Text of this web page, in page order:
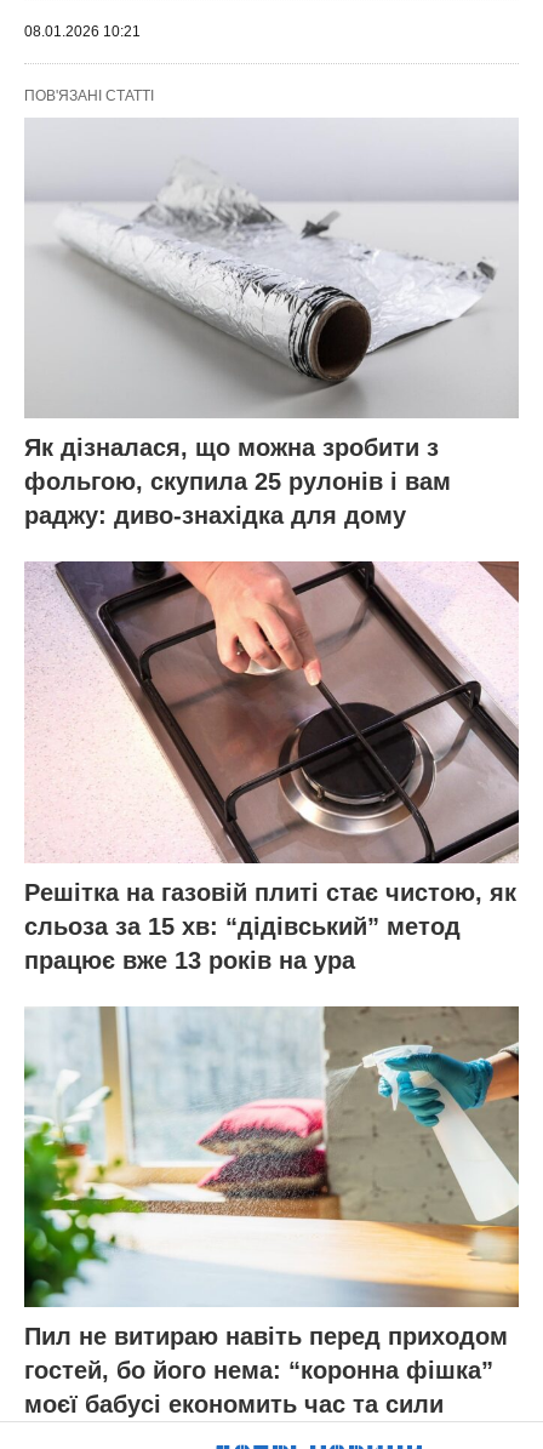
08.01.2026 10:21
ПОВ'ЯЗАНІ СТАТТІ
Як дізналася, що можна зробити з
фольгою, скупила 25 рулонів і вам
раджу: диво-знахідка для дому
Решітка на газовій плиті стає чистою, як
сльоза за 15 хв: “дідівський” метод
працює вже 13 років на ура
Пил не витираю навіть перед приходом
гостей, бо його нема: “коронна фішка”
моєї бабусі економить час та сили